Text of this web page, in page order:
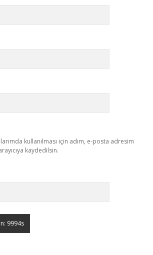
kullanılması için adım, e-posta adresim
kaydedilsin.